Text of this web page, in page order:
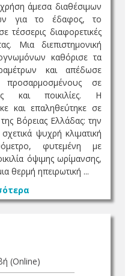
άμεσα διαθέσιμων
για το έδαφος, το
τέσσερις διαφορετικές
Μια διεπιστημονική
καθόρισε τα
και απέδωσε
προσαρμοσμένους σε
και ποικιλίες. Η
και επαληθεύτηκε σε
Βόρειας Ελλάδας: την
ψυχρή κλιματική
φυτεμένη με
όψιμης ωρίμανσης,
θερμή ηπειρωτική ...
(Online)